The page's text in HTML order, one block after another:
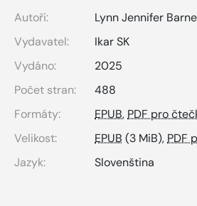
Autoři:
Lynn Jennifer
Vydavatel:
Ikar SK
Vydáno:
2025
Počet stran:
488
Formáty:
EPUB, PDF pro
Velikost:
EPUB (3 MiB), PDF
Jazyk:
Slovenština